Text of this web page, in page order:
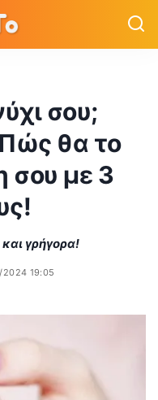
σου;
θα το
σου με 3
γρήγορα!
2024 19:05